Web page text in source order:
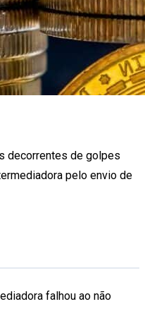
decorrentes de golpes
pelo envio de
falhou ao não